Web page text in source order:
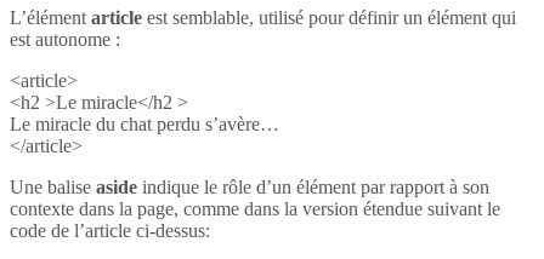
L’élément article est semblable, utilisé pour définir un élément qui
est autonome :
<article>
<h2 >Le miracle</h2 >
Le miracle du chat perdu s’avère…
</article>
Une balise aside indique le rôle d’un élément par rapport à son
contexte dans la page, comme dans la version étendue suivant le
code de l’article ci-dessus: